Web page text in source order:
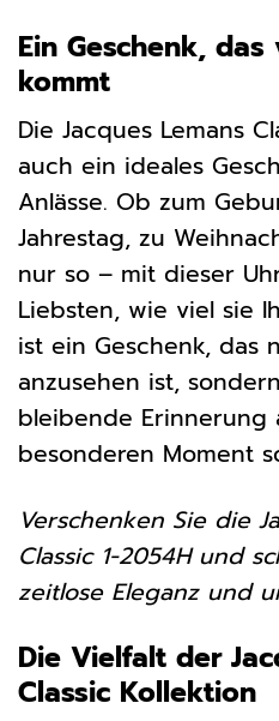
Ein Geschenk,
kommt
Die Jacques Lemans
auch ein ideales
Anlässe. Ob zum
Jahrestag, zu
nur so – mit dieser
Liebsten, wie viel sie
ist ein Geschenk, das
anzusehen ist,
bleibende Erinnerung
besonderen Moment
Verschenken Sie die
Classic 1-2054H und
zeitlose Eleganz und
Die Vielfalt der
Classic Kollektion